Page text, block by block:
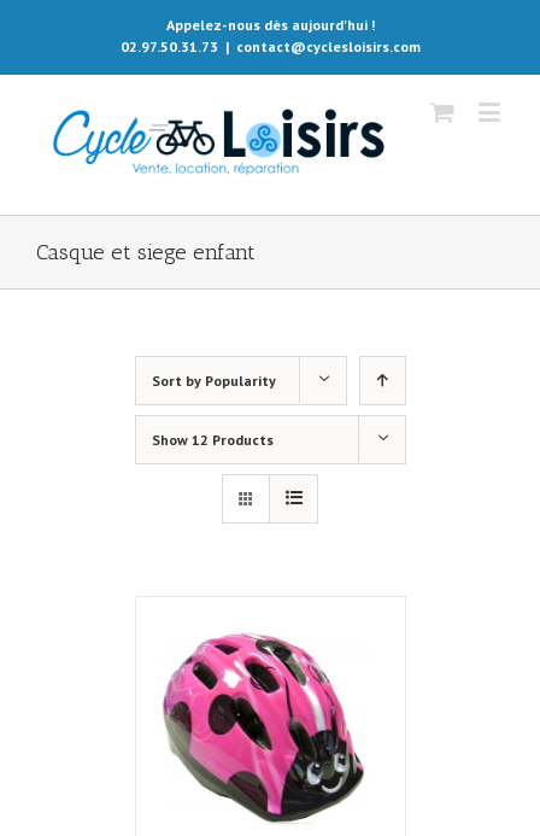
Appelez-nous dès aujourd'hui !
02.97.50.31.73 | contact@cyclesloisirs.com
Casque et siege enfant
Sort by Popularity
Show 12 Products